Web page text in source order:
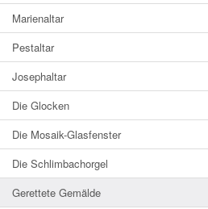
Marienaltar
Pestaltar
Josephaltar
Die Glocken
Die Mosaik-Glasfenster
Die Schlimbachorgel
Gerettete Gemälde